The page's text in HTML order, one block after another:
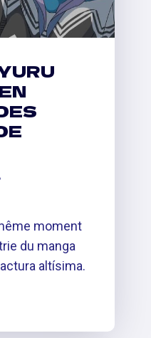
moment
du manga
altísima.